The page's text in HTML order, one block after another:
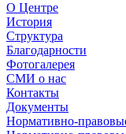
О Центре
История
Структура
Благодарности
Фотогалерея
СМИ о нас
Контакты
Документы
Нормативно-